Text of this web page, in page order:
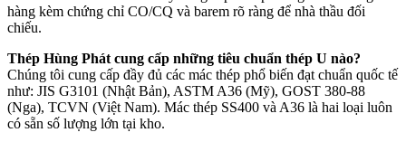
hàng kèm chứng chỉ CO/CQ và barem rõ ràng để nhà thầu đối
chiếu.
Thép Hùng Phát cung cấp những tiêu chuẩn thép U nào?
Chúng tôi cung cấp đầy đủ các mác thép phổ biến đạt chuẩn quốc tế
như: JIS G3101 (Nhật Bản), ASTM A36 (Mỹ), GOST 380-88
(Nga), TCVN (Việt Nam). Mác thép SS400 và A36 là hai loại luôn
có sẵn số lượng lớn tại kho.